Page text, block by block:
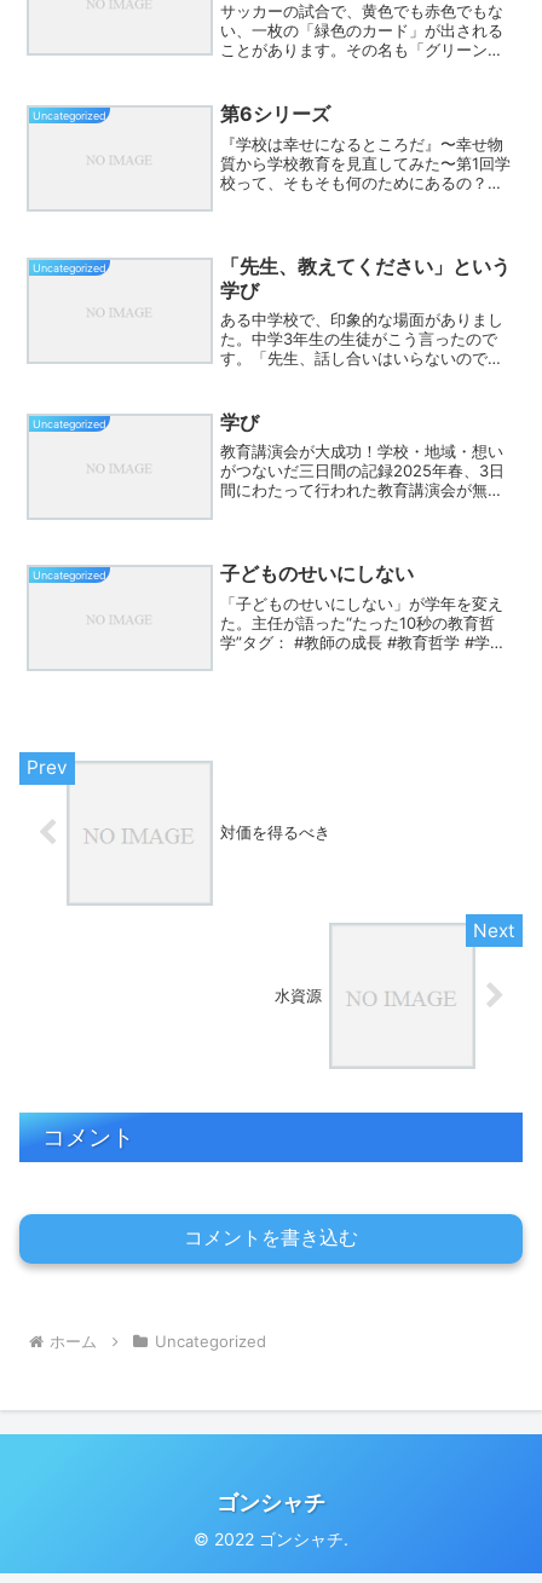
サッカーの試合で、黄色でも赤色でもな
い、一枚の「緑色のカード」が出される
ことがあります。その名も「グリーンカ
れるものではありません。相手を思いや
る行動やフェアプレーをし...
Uncategorized 第6シリーズ
『学校は幸せになるところだ』〜幸せ物
質から学校教育を見直してみた〜第1回学
校って、そもそも何のためにあるの？〜
題児」なんて、本当...
Uncategorized
「先生、教えてください」という
学び
ある中学校で、印象的な場面がありまし
た。中学3年生の生徒がこう言ったので
す。「先生、話し合いはいらないので、
ウトプットする時間は必要ありませ
ん。」一方で、同じ学校の1・...
Uncategorized 学び
教育講演会が大成功！学校・地域・想い
がつないだ三日間の記録2025年春、3日
間にわたって行われた教育講演会が無事
と成功の秘訣を、記録...
Uncategorized 子どものせいにしない
「子どものせいにしない」が学年を変え
た。主任が語った“たった10秒の教育哲
学”タグ： #教師の成長 #教育哲学 #学年
対価を得るべき
水資源
コメント
コメントを書き込む
ホーム Uncategorized
ゴンシャチ
© 2022 ゴンシャチ.